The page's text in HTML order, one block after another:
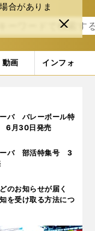
合がありま
閉じ
る
動画 インフォ
い」
バ バレーボール特
6月30日発売
ーバ 部活特集号 3
のお知らせが届く
を受け取る方法につ